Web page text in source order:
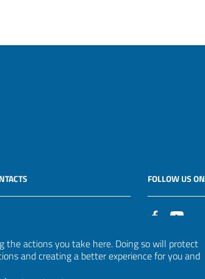
the actions you take here. Doing so will protect
and creating a better experience for you and
FOLLOW US ON